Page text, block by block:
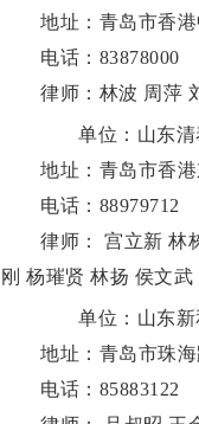
地址：青岛市香港
电话：83878000
律师：林波 周萍
单位：山东清
地址：青岛市香港
电话：88979712
律师： 宫立新 林栋
刚 杨璀贤 林扬 侯文
单位：山东新
地址：青岛市珠海
电话：85883122